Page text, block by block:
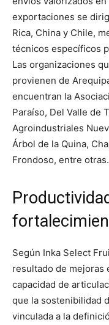
exportaciones se
Rica, China y Chile,
técnicos específicos
Las organizaciones
provienen de
encuentran la
Paraíso, Del Valle de
Agroindustriales
Árbol de la Quina,
Frondoso, entre otras.
Según Inka Select
resultado de mejoras
capacidad de
que la sostenibilidad
vinculada a la